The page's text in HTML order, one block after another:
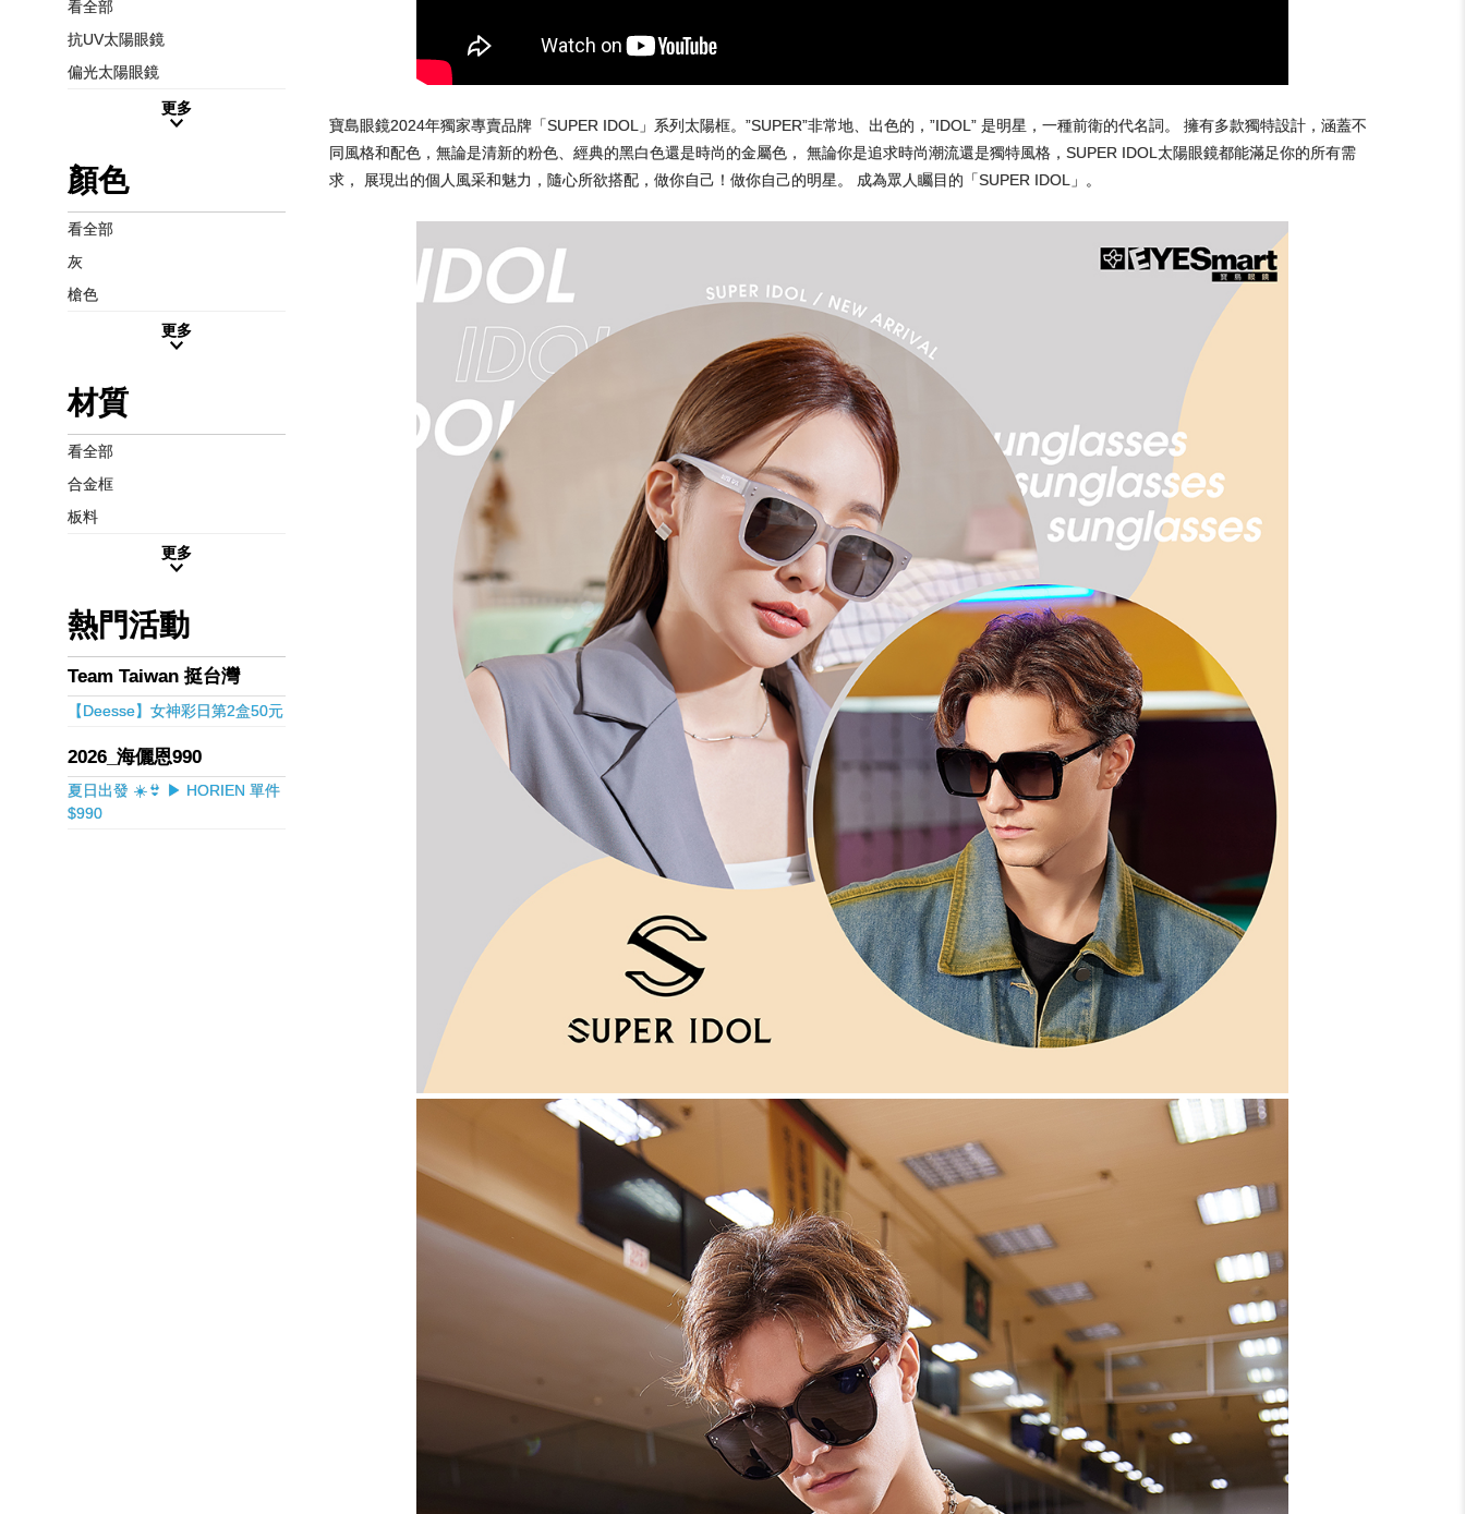
看全部
抗UV太陽眼鏡
偏光太陽眼鏡
更多
顏色
看全部
灰
槍色
更多
材質
看全部
合金框
板料
更多
熱門活動
Team Taiwan 挺台灣
【Deesse】女神彩日第2盒50元
2026_海儷恩990
夏日出發 ☀️👙 ▶ HORIEN 單件
$990
寶島眼鏡2024年獨家專賣品牌「SUPER IDOL」系列太陽框。”SUPER”非常地、出色的，”IDOL” 是明星，一種前衛的代名詞。 擁有多款獨特設計，涵蓋不
同風格和配色，無論是清新的粉色、經典的黑白色還是時尚的金屬色， 無論你是追求時尚潮流還是獨特風格，SUPER IDOL太陽眼鏡都能滿足你的所有需
求， 展現出的個人風采和魅力，隨心所欲搭配，做你自己！做你自己的明星。 成為眾人矚目的「SUPER IDOL」。